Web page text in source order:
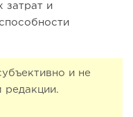
затрат и
и не
редакции.